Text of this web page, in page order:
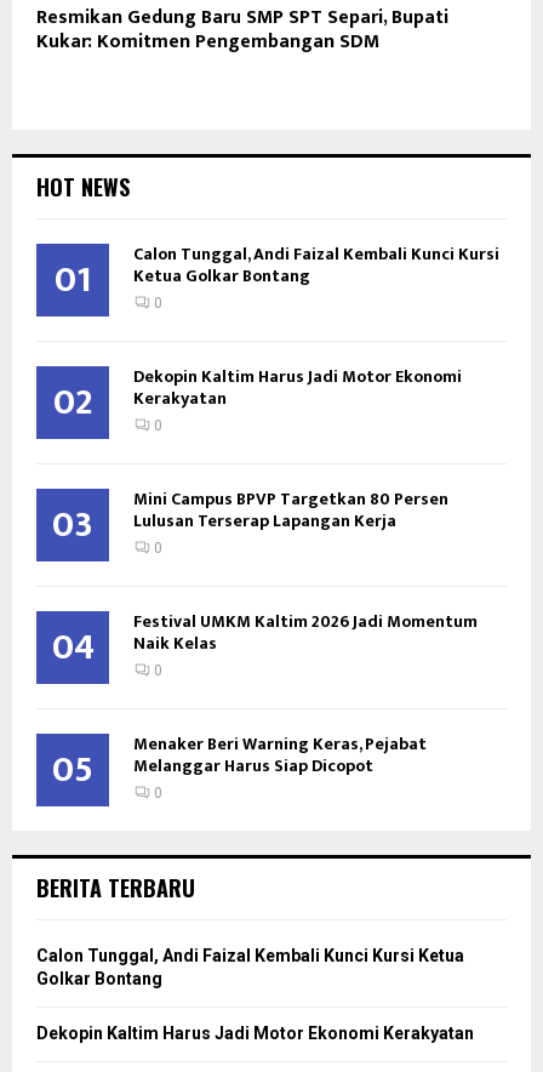
Resmikan Gedung Baru SMP SPT Separi, Bupati
Kukar: Komitmen Pengembangan SDM
HOT NEWS
01 Calon Tunggal, Andi Faizal Kembali Kunci Kursi
Ketua Golkar Bontang
0
02 Dekopin Kaltim Harus Jadi Motor Ekonomi
Kerakyatan
0
03 Mini Campus BPVP Targetkan 80 Persen
Lulusan Terserap Lapangan Kerja
0
04 Festival UMKM Kaltim 2026 Jadi Momentum
Naik Kelas
0
05 Menaker Beri Warning Keras, Pejabat
Melanggar Harus Siap Dicopot
0
BERITA TERBARU
Calon Tunggal, Andi Faizal Kembali Kunci Kursi Ketua
Golkar Bontang
Dekopin Kaltim Harus Jadi Motor Ekonomi Kerakyatan